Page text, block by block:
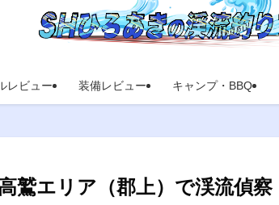
レビュー 装備レビュー キャンプ・BBQ
鷲エリア（郡上）で渓流偵察